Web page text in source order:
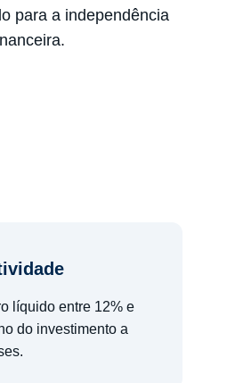
para a independência
líquido entre 12% e
do investimento a